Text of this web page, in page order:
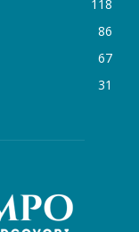
118
86
67
31